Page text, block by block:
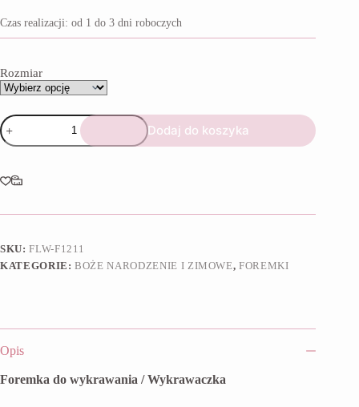
9,90 zł
do
Czas realizacji: od 1 do 3 dni roboczych
Rozmiar
ilość
Foremka
Choinka
Dodaj do koszyka
SKU:FLW-F1211
KATEGORIE:BOŻE NARODZENIE I ZIMOWE,FOREMKI
Opis
Foremka do wykrawania / Wykrawaczka